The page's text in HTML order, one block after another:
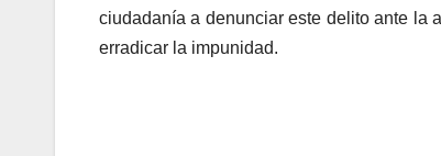
ciudadanía a denunciar este delito ante la
erradicar la impunidad.